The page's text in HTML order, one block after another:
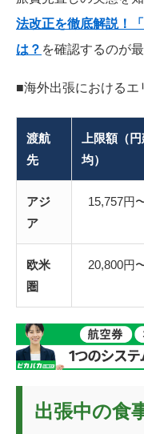
法改正を徹底解説！
は？ を確認するのが
■海外出張における
渡航
先
上限額（
均）
アジ
ア
15,757円
欧米
圏
20,800円
出張中の食